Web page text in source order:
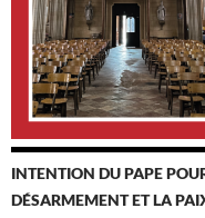
INTENTION DU PAPE
DÉSARMEMENT ET LA